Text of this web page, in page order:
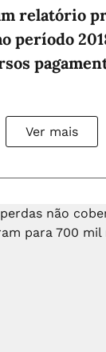
relatório
período
Ver mais